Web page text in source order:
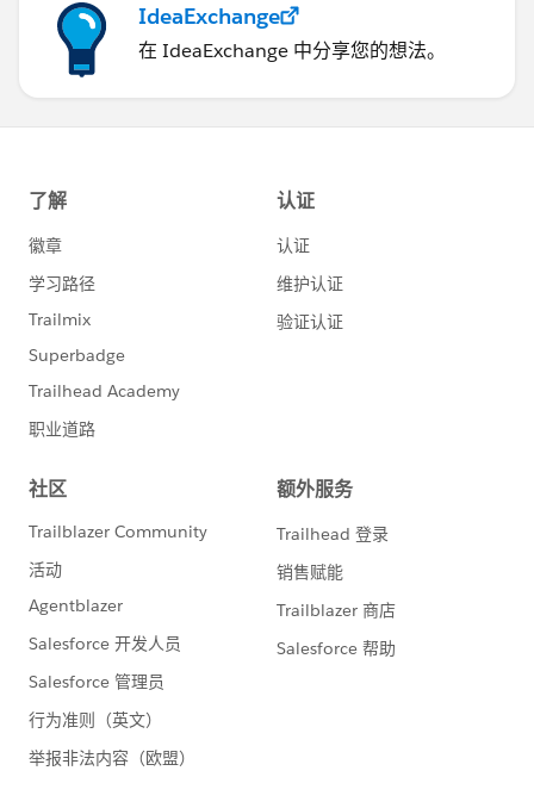
IdeaExchange
在 IdeaExchange 中分享您的想法。